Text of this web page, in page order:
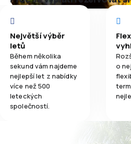
Největší výběr
letů
Během několika
sekund vám najdeme
nejlepší let z nabídky
více než 500
leteckých
společností.
o